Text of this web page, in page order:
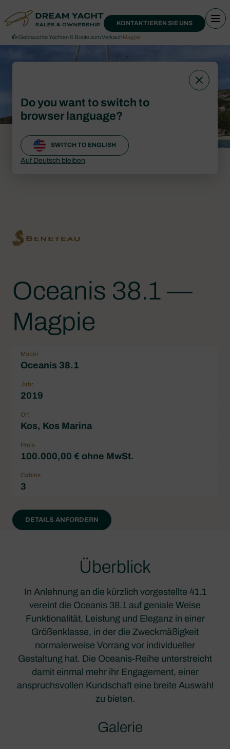
KONTAKTIEREN SIE UNS
›Gebrauchte Yachten & Boote zum Verkauf›Magpie
Oceanis 38.1 —
Magpie
Model
Oceanis 38.1
Jahr
2019
Ort
Kos, Kos Marina
Preis
100.000,00 € ohne MwSt.
Cabins
3
DETAILS ANFORDERN
Überblick
In Anlehnung an die kürzlich vorgestellte 41.1
vereint die Oceanis 38.1 auf geniale Weise
Funktionalität, Leistung und Eleganz in einer
Größenklasse, in der die Zweckmäßigkeit
normalerweise Vorrang vor individueller
Gestaltung hat. Die Oceanis-Reihe unterstreicht
damit einmal mehr ihr Engagement, einer
anspruchsvollen Kundschaft eine breite Auswahl
zu bieten.
Galerie
Do you want to switch to
browser language?
SWITCH TO ENGLISH
Auf Deutsch bleiben